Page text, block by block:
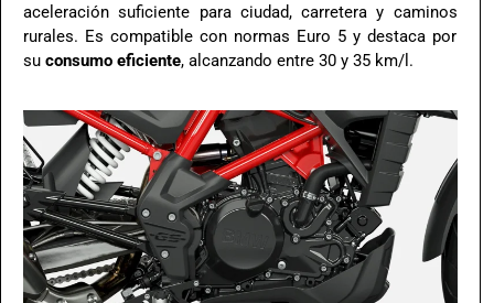
aceleración suficiente para ciudad, carretera y caminos
rurales. Es compatible con normas Euro 5 y destaca por
su consumo eficiente, alcanzando entre 30 y 35 km/l.